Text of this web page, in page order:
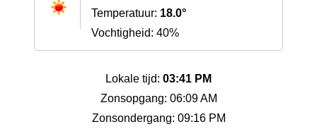
Temperatuur: 18.0°
Vochtigheid: 40%
Lokale tijd: 03:41 PM
Zonsopgang: 06:09 AM
Zonsondergang: 09:16 PM